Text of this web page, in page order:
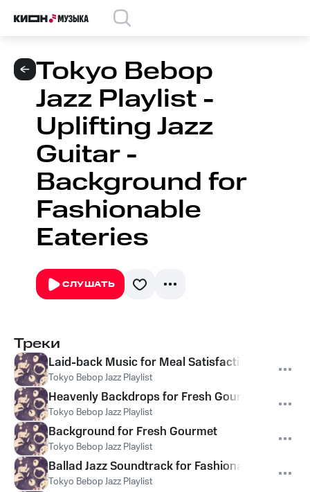
Tokyo Bebop
Jazz Playlist -
Uplifting Jazz
Guitar -
Background for
Fashionable
Eateries
СЛУШАТЬ
Треки
Laid-back Music for Meal Satisfaction
Tokyo Bebop Jazz Playlist
Heavenly Backdrops for Fresh Gourmet
Tokyo Bebop Jazz Playlist
Background for Fresh Gourmet
Tokyo Bebop Jazz Playlist
Ballad Jazz Soundtrack for Fashionable Eateries
Tokyo Bebop Jazz Playlist